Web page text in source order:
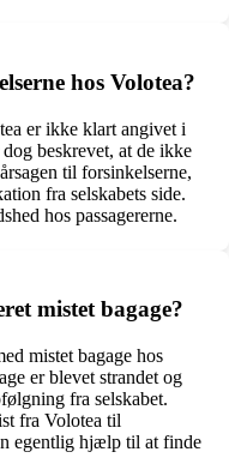
hos Volotea?
er ikke klart angivet i
beskrevet, at de ikke
til forsinkelserne,
fra selskabets side.
hos passagererne.
mistet bagage?
mistet bagage hos
er blevet strandet og
fra selskabet.
fra Volotea til
egentlig hjælp til at finde